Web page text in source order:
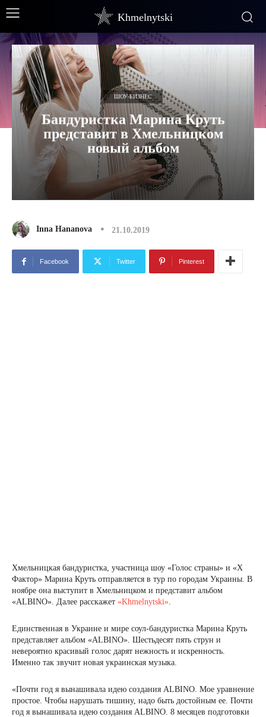
Khmelnytski
ШОУ-БИЗНЕС
Бандуристка Марина Круть
представит в Хмельницком
новый альбом
Inna Hananova 21.10.2019
Facebook Twitter Pinterest
Хмельницкая бандуристка, участница шоу «Голос страны» и «X
Фактор» Марина Круть отправляется в тур по городам Украины. В
ноябре она выступит в Хмельницком и представит альбом
«ALBINO». Далее расскажет «Khmelnytski».
Единственная в Украине и мире соул-бандуристка Марина Круть
представляет альбом «ALBINO». Шестьдесят пять струн и
невероятно красивый голос дарят нежность и искренность.
Именно так звучит новая украинская музыка.
«Почти год я вынашивала идею создания ALBINO. Мое уравнение
простое. Чтобы нарушать тишину, надо быть достойным ее. Почти
год я вынашивала идею создания ALBINO. 8 месяцев подготовки